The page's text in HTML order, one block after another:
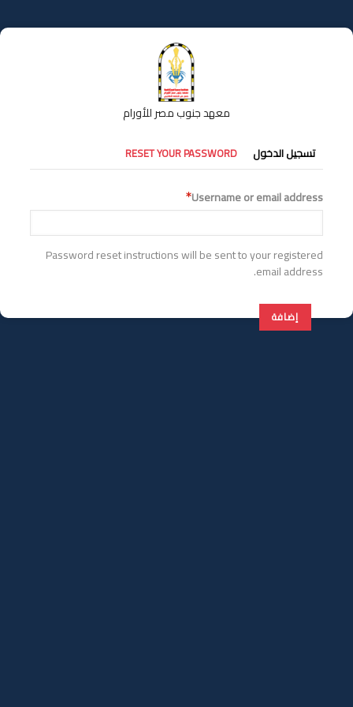
إلى
المحتوى
معهد جنوب مصر للأورام
التبويبات
الأساسية
تسجيل الدخول RESET YOUR PASSWORD
Username or email address
Password reset instructions will be sent to your registered
email address.